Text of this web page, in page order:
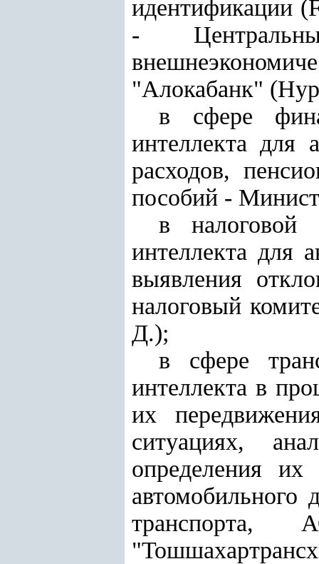
идентификации
-
"Алокабанк"
в сфере
интеллекта для
расходов,
пособий -
в налоговой
интеллекта для
выявления
налоговый
Д.);
в сфере
интеллекта в
их
ситуациях,
определения